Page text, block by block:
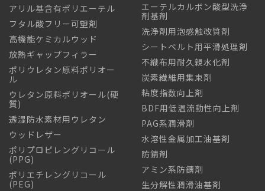
アリル基含有ポリエーテル
フタル酸フリー可塑剤
高機能ケミカルウッド
放熱ギャップフィラー
ポリウレタン原料ポリオー
ル
ウレタン原料ポリオール(硬
質)
透湿防水素材用ウレタン
ウッドレザー
ポリプロピレングリコール
(PPG)
ポリエチレングリコール
(PEG)
エーテルカルボン酸型洗浄
剤基剤
洗浄剤用泡感触改質剤
シートベルト用平滑処理剤
不織布用耐久親水化剤
炭素繊維用集束剤
粘度指数向上剤
BDF用低温流動性向上剤
PAG系潤滑剤
水溶性金属加工油基剤
防錆剤
アミン系防錆剤
生分解性潤滑油基剤